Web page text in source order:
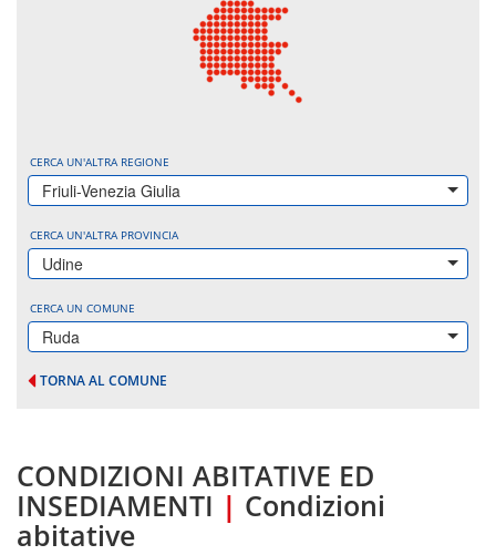
CERCA UN'ALTRA REGIONE
Friuli-Venezia Giulia
CERCA UN'ALTRA PROVINCIA
Udine
CERCA UN COMUNE
Ruda
TORNA AL COMUNE
CONDIZIONI ABITATIVE ED
INSEDIAMENTI | Condizioni
abitative